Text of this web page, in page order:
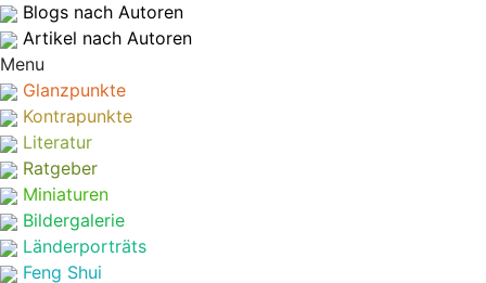
Blogs nach Autoren
Artikel nach Autoren
Menu
Glanzpunkte
Kontrapunkte
Literatur
Ratgeber
Miniaturen
Bildergalerie
Länderporträts
Feng Shui